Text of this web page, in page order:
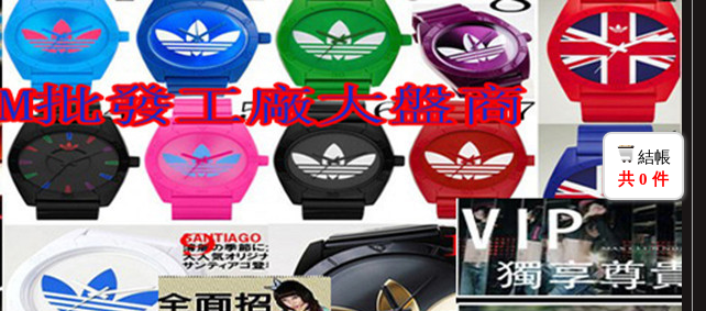
結帳
共 0 件